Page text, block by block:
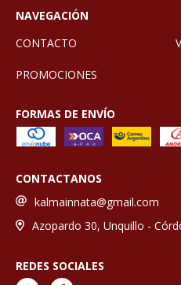
NAVEGACIÓN
CONTACTO
PROMOCIONES
FORMAS DE ENVÍO
CONTACTANOS
kalmainnata@gmail.com
Azopardo 30, Unquillo -
REDES SOCIALES